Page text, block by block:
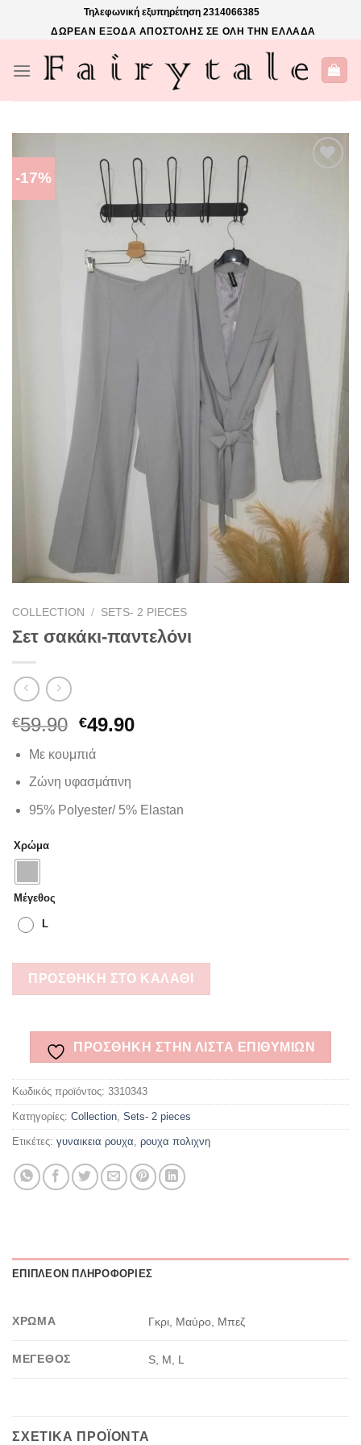
Τηλεφωνική εξυπηρέτηση 2314066385
ΔΩΡΕΑΝ ΕΞΟΔΑ ΑΠΟΣΤΟΛΗΣ ΣΕ ΟΛΗ ΤΗΝ ΕΛΛΑΔΑ
-17%
COLLECTION / SETS- 2 PIECES
Σετ σακάκι-παντελόνι
€59.90 Original
price
was:
€59.90.
€49.90Η
€49.90.
Με κουμπιά
Ζώνη υφασμάτινη
95% Polyester/ 5% Elastan
Χρώμα
Μέγεθος
L
ΠΡΟΣΘΉΚΗ ΣΤΟ ΚΑΛΆΘΙ
ΠΡΌΣΘΉΚΗ ΣΤΗΝ ΛΊΣΤΑ ΕΠΙΘΥΜΙΏΝ
Κωδικός προϊόντος: 3310343
Κατηγορίες: Collection Sets- 2 pieces
Ετικέτες: γυναικεια ρουχα ρουχα πολιχνη
ΕΠΙΠΛΈΟΝ ΠΛΗΡΟΦΟΡΊΕΣ
ΧΡΏΜΑ Γκρι, Μαύρο, Μπεζ
ΜΈΓΕΘΟΣ S, M, L
ΣΧΕΤΙΚΆ ΠΡΟΪΌΝΤΑ